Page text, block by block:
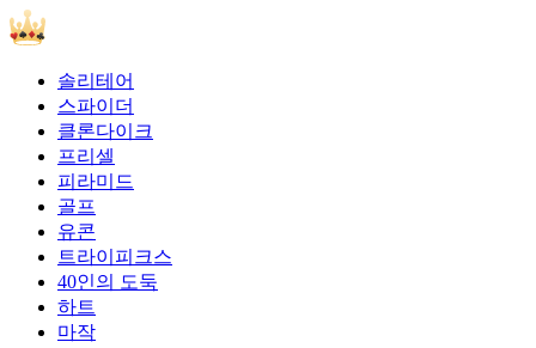
솔리테어
스파이더
클론다이크
프리셀
피라미드
골프
유콘
트라이피크스
40인의 도둑
하트
마작